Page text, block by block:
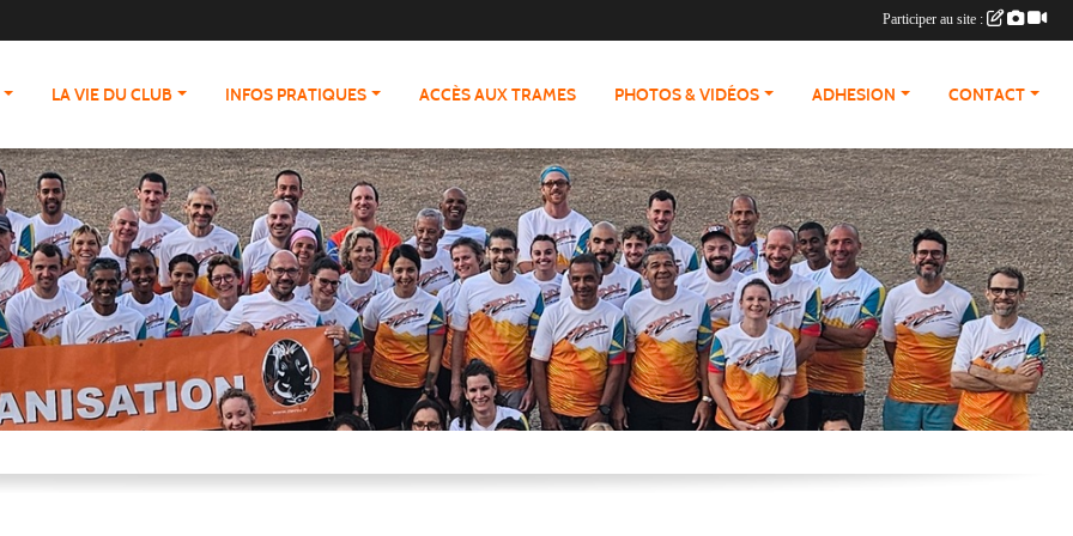
LA VIE DU CLUB INFOS PRATIQUES ACCÈS AUX TRAMES PHOTOS & VIDÉOS ADHESION CONTACT
Participer au site :